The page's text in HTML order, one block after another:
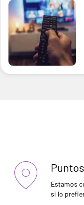
Estamos
si lo